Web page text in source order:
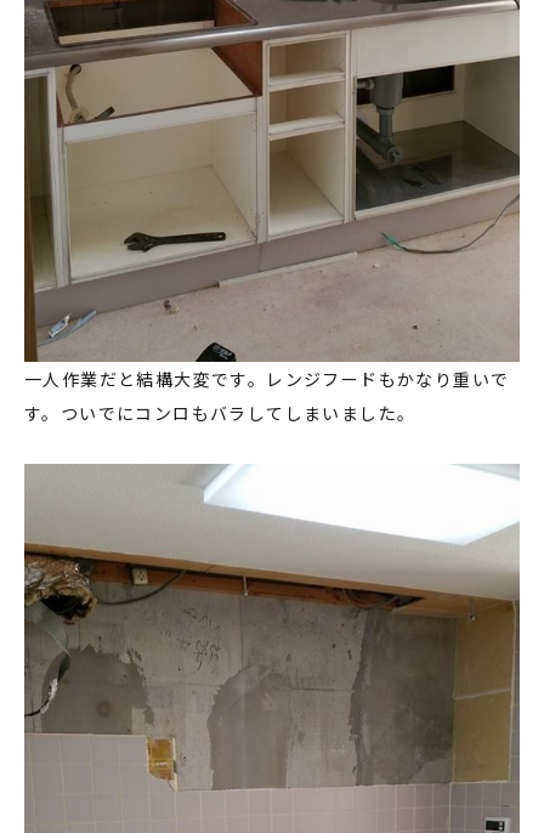
一人作業だと結構大変です。レンジフードもかなり重いで
す。ついでにコンロもバラしてしまいました。